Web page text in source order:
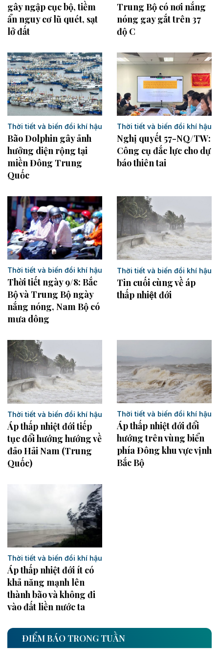
gây ngập cục bộ, tiềm
ẩn nguy cơ lũ quét, sạt
lở đất
Trung Bộ có nơi nắng
nóng gay gắt trên 37
độ C
Thời tiết và biến đổi khí hậu
Bão Dolphin gây ảnh
hưởng diện rộng tại
miền Đông Trung
Quốc
Thời tiết và biến đổi khí hậu
Nghị quyết 57-NQ/TW:
Công cụ đắc lực cho dự
báo thiên tai
Thời tiết và biến đổi khí hậu
Thời tiết ngày 9/8: Bắc
Bộ và Trung Bộ ngày
nắng nóng, Nam Bộ có
mưa dông
Thời tiết và biến đổi khí hậu
Tin cuối cùng về áp
thấp nhiệt đới
Thời tiết và biến đổi khí hậu
Áp thấp nhiệt đới tiếp
tục đổi hướng hướng về
đảo Hải Nam (Trung
Quốc)
Thời tiết và biến đổi khí hậu
Áp thấp nhiệt đới đổi
hướng trên vùng biển
phía Đông khu vực vịnh
Bắc Bộ
Thời tiết và biến đổi khí hậu
Áp thấp nhiệt đới ít có
khả năng mạnh lên
thành bão và không đi
vào đất liền nước ta
ĐIỂM BÁO TRONG TUẦN